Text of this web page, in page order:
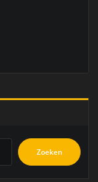
Zoeken